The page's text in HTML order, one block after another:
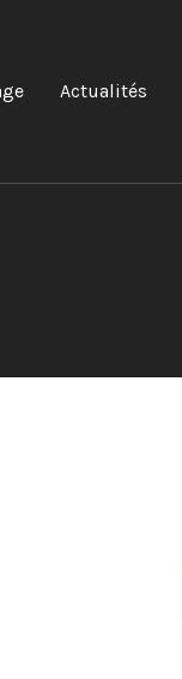
Actualités